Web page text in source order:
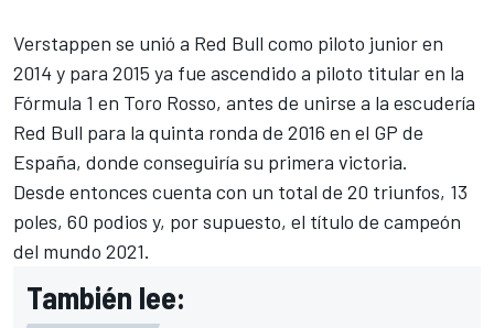
Verstappen se unió a Red Bull como piloto junior en
2014 y para 2015 ya fue ascendido a piloto titular en la
Fórmula 1 en Toro Rosso, antes de unirse a la escudería
Red Bull para la quinta ronda de 2016 en el GP de
España, donde conseguiría su primera victoria.
Desde entonces cuenta con un total de 20 triunfos, 13
poles, 60 podios y, por supuesto, el título de campeón
del mundo 2021.
También lee: